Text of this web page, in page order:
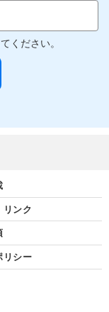
ください。
リンク
リシー